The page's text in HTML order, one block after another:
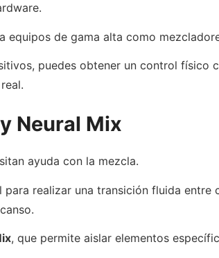
equipos de gama alta como
puedes obtener un control físico
Neural Mix
ayuda con la mezcla.
realizar una transición fluida entre
, que permite aislar elementos